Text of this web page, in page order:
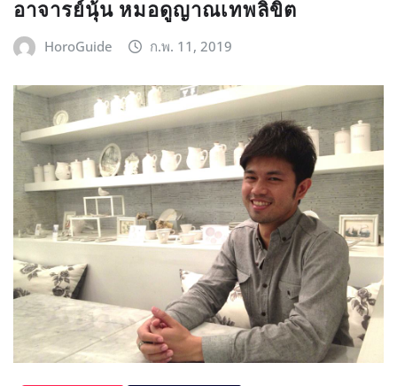
อาจารย์นุ้น หมอดูญาณเทพลิขิต
HoroGuide ก.พ. 11, 2019